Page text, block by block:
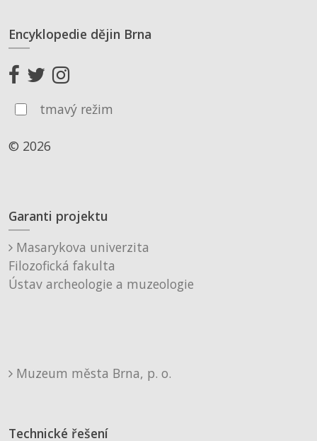
Encyklopedie dějin Brna
tmavý režim
© 2026
Garanti projektu
Masarykova univerzita
Filozofická fakulta
Ústav archeologie a muzeologie
Muzeum města Brna, p. o.
Technické řešení